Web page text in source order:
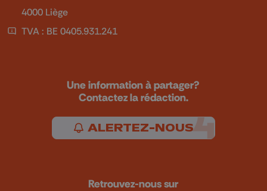
4000 Liège
TVA : BE 0405.931.241
Une information à partager?
Contactez la rédaction.
ALERTEZ-NOUS
Retrouvez-nous sur